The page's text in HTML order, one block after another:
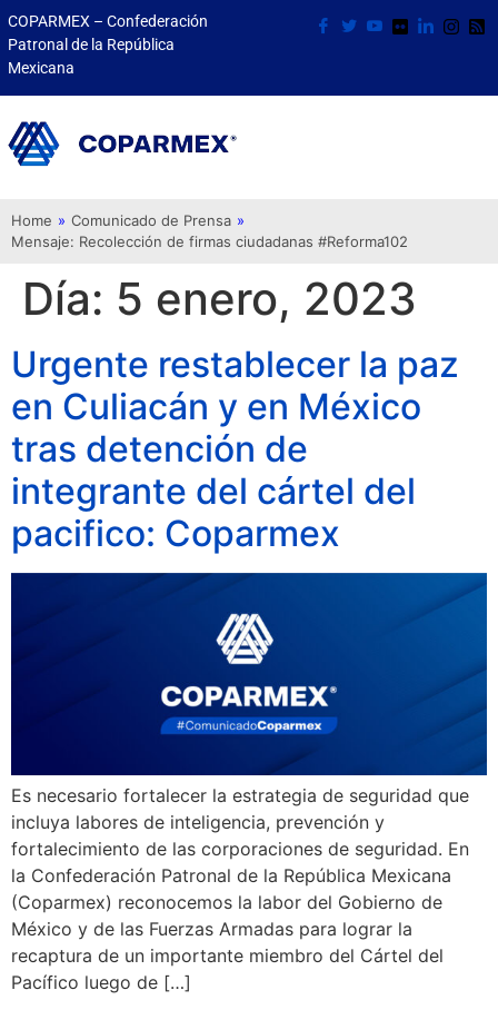
COPARMEX – Confederación
Patronal de la República
Mexicana
Home » Comunicado de Prensa »
Mensaje: Recolección de firmas ciudadanas #Reforma102
Día: 5 enero, 2023
Urgente restablecer la paz
en Culiacán y en México
tras detención de
integrante del cártel del
pacifico: Coparmex
Es necesario fortalecer la estrategia de seguridad que
incluya labores de inteligencia, prevención y
fortalecimiento de las corporaciones de seguridad. En
la Confederación Patronal de la República Mexicana
(Coparmex) reconocemos la labor del Gobierno de
México y de las Fuerzas Armadas para lograr la
recaptura de un importante miembro del Cártel del
Pacífico luego de […]